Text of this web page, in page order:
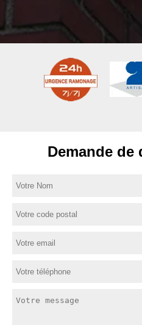
Demande